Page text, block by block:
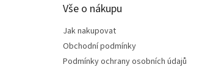
Vše o nákupu
Jak nakupovat
Obchodní podmínky
Podmínky ochrany osobních údajů